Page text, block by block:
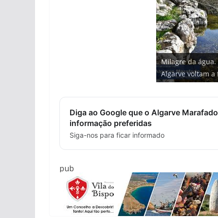
Milagre da
Algarve voltam a
Projeto
milhões de
hotéis (com
Tempestades
arribas em risco
Tapas do mar a
gastronómica
Foto do dia: uma
entre redes e
Diga ao Google que o Algarve
informação preferidas
Siga-nos para ficar informado
pub